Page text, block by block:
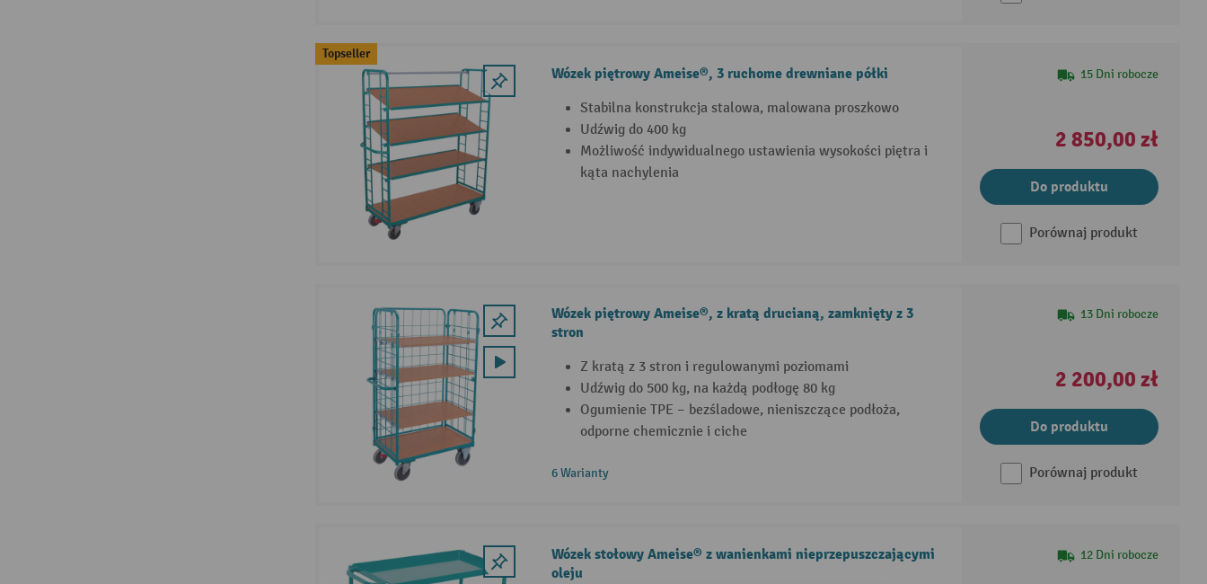
Topseller
Wózek piętrowy Ameise®, 3 ruchome drewniane półki
Stabilna konstrukcja stalowa, malowana proszkowo
Udźwig do 400 kg
Możliwość indywidualnego ustawienia wysokości piętra i
kąta nachylenia
15 Dni robocze
2 850,00 zł
Do produktu
Porównaj produkt
Wózek piętrowy Ameise®, z kratą drucianą, zamknięty z 3
stron
Z kratą z 3 stron i regulowanymi poziomami
Udźwig do 500 kg, na każdą podłogę 80 kg
Ogumienie TPE – bezśladowe, nieniszczące podłoża,
odporne chemicznie i ciche
6 Warianty
13 Dni robocze
2 200,00 zł
Do produktu
Porównaj produkt
Wózek stołowy Ameise® z wanienkami nieprzepuszczającymi
oleju
12 Dni robocze